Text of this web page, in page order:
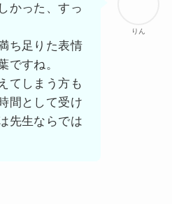
りん
かった、すっ
ち足りた表情
ですね。
てしまう方も
間として受け
先生ならでは